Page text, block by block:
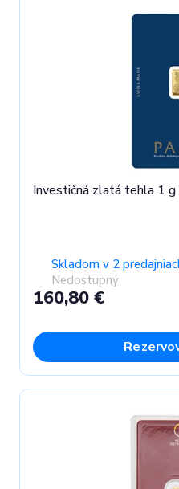
Investičná zlatá tehla 1
Skladom v 2
Nedostupný
160,80 €